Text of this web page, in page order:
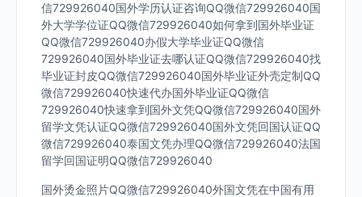
信729926040国外学历认证咨询QQ微信729926040国
外大学学位证QQ微信729926040如何拿到国外毕业证
QQ微信729926040办假大学毕业证QQ微信
729926040国外毕业证去哪认证QQ微信729926040找
毕业证封皮QQ微信729926040国外毕业证外壳定制QQ
微信729926040快速代办国外毕业证QQ微信
729926040快速拿到国外文凭QQ微信729926040国外
留学文凭认证QQ微信729926040国外文凭回国认证QQ
微信729926040泰国文凭办理QQ微信729926040法国
留学回国证明QQ微信729926040
国外烫金照片QQ微信729926040外国文凭在中国有用